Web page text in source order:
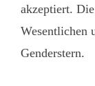
akzeptiert.
Wesentlichen
Genderstern.